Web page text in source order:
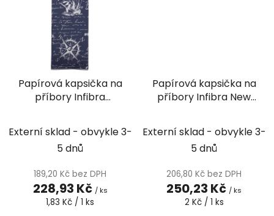
Papírová kapsička na
příbory Infibra
ubrouskem - 125ks
Externí sklad - obvykle 3-
5 dnů
189,20 Kč bez DPH
228,93 Kč / ks
Měrná
1,83 Kč / 1 ks
Papírová kapsička na
příbory Infibra New
ubrouskem - 125ks
Externí sklad - obvykle 3-
5 dnů
206,80 Kč bez DPH
250,23 Kč / ks
Měrná
2 Kč / 1 ks